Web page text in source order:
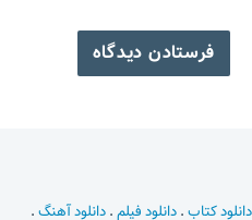
دانلود کتاب.دانلود فیلم.دانلود آهنگ.